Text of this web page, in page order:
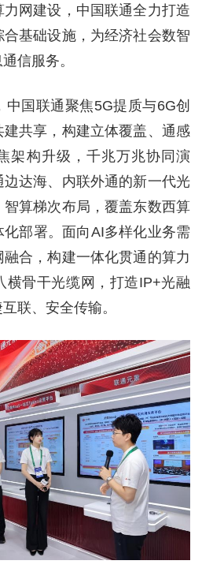
网建设，中国联通全力打造
基础设施，为经济社会数智
信服务。
国联通聚焦5G提质与6G创
共享，构建立体覆盖、通感
架构升级，千兆万兆协同演
达海、内联外通的新一代光
算梯次布局，覆盖东数西算
部署。面向AI多样化业务需
合，构建一体化贯通的算力
横骨干光缆网，打造IP+光融
联、安全传输。